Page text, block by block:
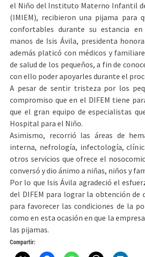
el Niño del Instituto Materno Infantil
(IMIEM), recibieron una pijama para
confortables durante su estancia
manos de Isis Ávila, presidenta
además platicó con médicos y
de salud de los pequeños, a fin de
con ello poder apoyarles durante el
A pesar de sentir tristeza por los
compromiso que en el DIFEM tiene
que el gran equipo de especialistas
Hospital para el Niño.
Asimismo, recorrió las áreas de
interna, nefrología, infectología,
otros servicios que ofrece el
conversó y dio ánimo a niñas, niños y
Por lo que Isis Ávila agradeció el
del DIFEM para lograr la obtención de
para favorecer las condiciones de la
como en esta ocasión en que la
las pijamas.
Compartir: